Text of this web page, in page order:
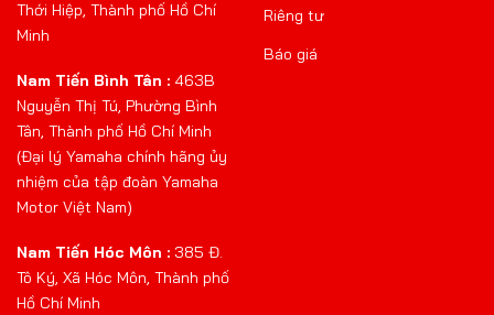
Thới Hiệp, Thành phố Hồ Chí
Minh
Nam Tiến Bình Tân : 463B
Nguyễn Thị Tú, Phường Bình
Tân, Thành phố Hồ Chí Minh
(Đại lý Yamaha chính hãng ủy
nhiệm của tập đoàn Yamaha
Motor Việt Nam)
Nam Tiến Hóc Môn : 385 Đ.
Tô Ký, Xã Hóc Môn, Thành phố
Hồ Chí Minh
Riêng tư
Báo giá